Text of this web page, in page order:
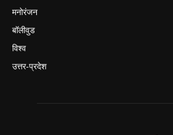
मनोरंजन
बॉलीवुड
विश्व
उत्तर-प्रदेश